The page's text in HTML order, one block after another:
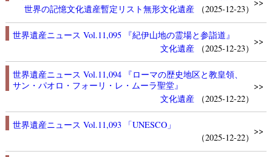
世界の記憶文化遺産暫定リスト無形文化遺産 （2025-12-23）
世界遺産ニュース Vol.11,095 『紀伊山地の霊場と参詣道』
文化遺産
（2025-12-23）
>>
世界遺産ニュース Vol.11,094 『ローマの歴史地区と教皇領、
サン・パオロ・フォーリ・レ・ムーラ聖堂』
文化遺産
（2025-12-22）
>>
世界遺産ニュース Vol.11,093 「UNESCO」
（2025-12-22）
>>